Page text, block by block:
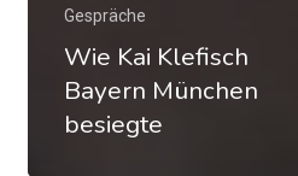
Gespräche
Wie Kai Klefisch
Bayern München
besiegte